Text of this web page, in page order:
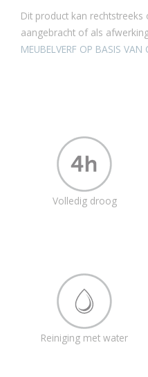
Dit product kan
aangebracht of als
MEUBELVERF OP BASIS VAN
Volledig droog
Reiniging met water